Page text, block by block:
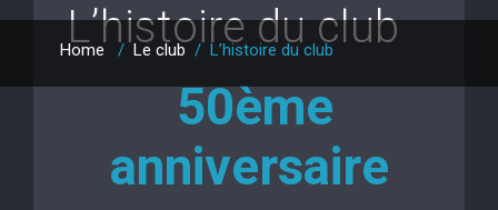
Home / Le club / L’histoire du club
L’histoire du club
50ème
anniversaire